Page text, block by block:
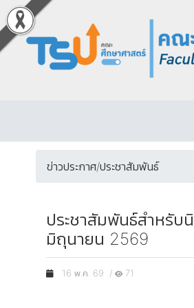
ข่าวประกาศ/ประชาสัมพันธ์
ประชาสัมพันธ์สำหรั
มิถุนายน 2569
16 พ.ค. 69 / 71